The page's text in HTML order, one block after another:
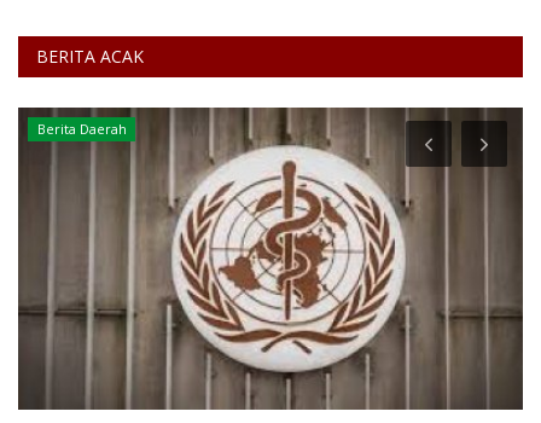
BERITA ACAK
Berita Daerah